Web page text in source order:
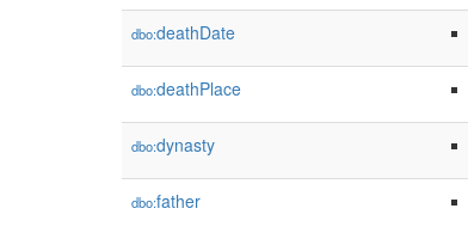
dbo:deathDate
dbo:deathPlace
dbo:dynasty
dbo:father